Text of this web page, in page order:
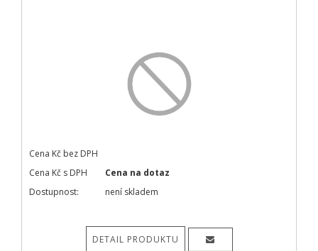
Cena Kč bez DPH
Cena Kč s DPH
Cena na dotaz
Dostupnost:
není skladem
DETAIL PRODUKTU